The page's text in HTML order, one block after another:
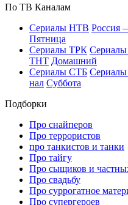
По ТВ Ка­на­лам
Се­риа­лы НТВ Рос­сия
Пят­ни­ца
Се­риа­лы ТРК
ТНТ До­маш­ний
Се­риа­лы СТБ Се­риа­лы
нал Суб­бо­та
Подборки
Про снайперов
Про террористов
про танкистов и танки
Про тайгу
Про сыщиков и
Про свадьбу
Про суррогатное
Про супергероев